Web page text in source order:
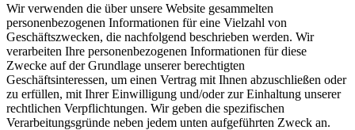
Wir verwenden die über unsere Website gesammelten
personenbezogenen Informationen für eine Vielzahl von
Geschäftszwecken, die nachfolgend beschrieben werden. Wir
verarbeiten Ihre personenbezogenen Informationen für diese
Zwecke auf der Grundlage unserer berechtigten
Geschäftsinteressen, um einen Vertrag mit Ihnen abzuschließen oder
zu erfüllen, mit Ihrer Einwilligung und/oder zur Einhaltung unserer
rechtlichen Verpflichtungen. Wir geben die spezifischen
Verarbeitungsgründe neben jedem unten aufgeführten Zweck an.